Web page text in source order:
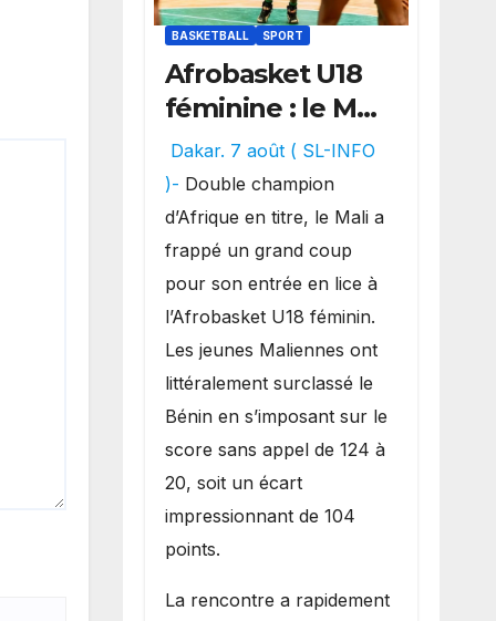
BASKETBALL SPORT
Afrobasket U18
féminine : le Mali
réalise un
véritable festival
offensif et
inflige une
lourde défaite
au Bénin.
Dakar. 7 août ( SL-INFO
)- Double champion
d’Afrique en titre, le Mali a
frappé un grand coup
pour son entrée en lice à
l’Afrobasket U18 féminin.
Les jeunes Maliennes ont
littéralement surclassé le
Bénin en s’imposant sur le
score sans appel de 124 à
20, soit un écart
impressionnant de 104
points.
La rencontre a rapidement